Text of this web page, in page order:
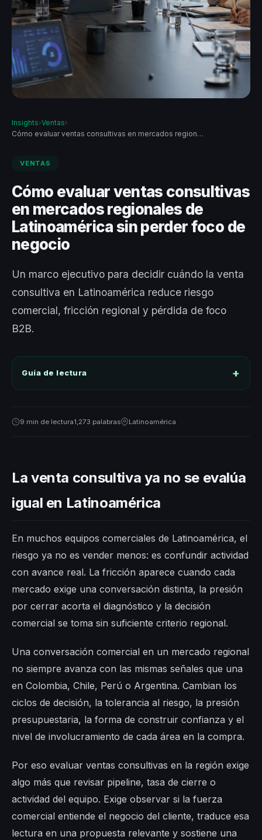
Insights›Ventas›
Cómo evaluar ventas consultivas en mercados region…
VENTAS
Cómo evaluar ventas consultivas
en mercados regionales de
Latinoamérica sin perder foco de
negocio
Un marco ejecutivo para decidir cuándo la venta
consultiva en Latinoamérica reduce riesgo
comercial, fricción regional y pérdida de foco
B2B.
Guía de lectura
9 min de lectura1,273 palabras Latinoamérica
La venta consultiva ya no se evalúa
igual en Latinoamérica
En muchos equipos comerciales de Latinoamérica, el
riesgo ya no es vender menos: es confundir actividad
con avance real. La fricción aparece cuando cada
mercado exige una conversación distinta, la presión
por cerrar acorta el diagnóstico y la decisión
comercial se toma sin suficiente criterio regional.
Una conversación comercial en un mercado regional
no siempre avanza con las mismas señales que una
en Colombia, Chile, Perú o Argentina. Cambian los
ciclos de decisión, la tolerancia al riesgo, la presión
presupuestaria, la forma de construir confianza y el
nivel de involucramiento de cada área en la compra.
Por eso evaluar ventas consultivas en la región exige
algo más que revisar pipeline, tasa de cierre o
actividad del equipo. Exige observar si la fuerza
comercial entiende el negocio del cliente, traduce esa
lectura en una propuesta relevante y sostiene una